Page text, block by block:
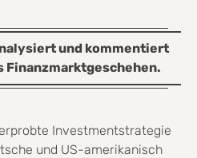
und kommentiert
Finanzmarktgeschehen.
Investmentstrategie
und US-amerikanisch